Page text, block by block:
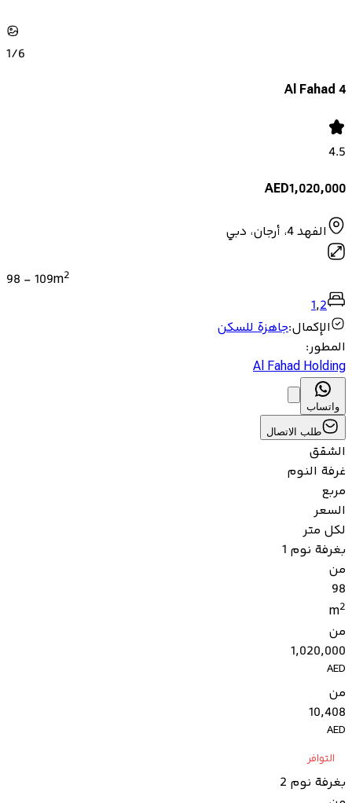
1/6
Al Fahad 4
4.5
AED1,020,000
الفهد 4، أرجان، دبي
98 - 109m2
1,2
الإكمال:جاهزة للسكن
المطور:
Al Fahad Holding
واتساب
طلب الاتصال
الشقق
غرفة النوم
مربع
السعر
لكل متر
بغرفة نوم 1
من
98
m2
من
1,020,000
AED
من
10,408
AED
التوافر
بغرفة نوم 2